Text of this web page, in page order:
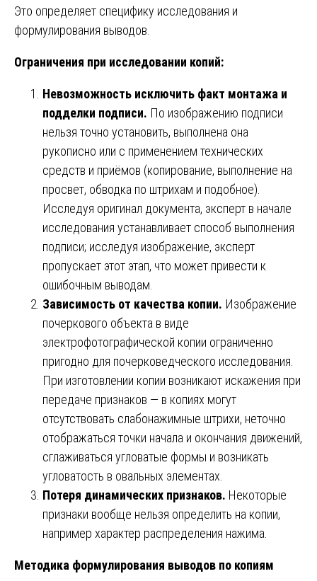
Это определяет специфику исследования и
формулирования выводов.
Ограничения при исследовании копий:
Невозможность исключить факт монтажа и
подделки подписи. По изображению подписи
нельзя точно установить, выполнена она
рукописно или с применением технических
средств и приёмов (копирование, выполнение на
просвет, обводка по штрихам и подобное).
Исследуя оригинал документа, эксперт в начале
исследования устанавливает способ выполнения
подписи; исследуя изображение, эксперт
пропускает этот этап, что может привести к
ошибочным выводам.
Зависимость от качества копии. Изображение
почеркового объекта в виде
электрофотографической копии ограниченно
пригодно для почерковедческого исследования.
При изготовлении копии возникают искажения при
передаче признаков — в копиях могут
отсутствовать слабонажимные штрихи, неточно
отображаться точки начала и окончания движений,
сглаживаться угловатые формы и возникать
угловатость в овальных элементах.
Потеря динамических признаков. Некоторые
признаки вообще нельзя определить на копии,
например характер распределения нажима.
Методика формулирования выводов по копиям